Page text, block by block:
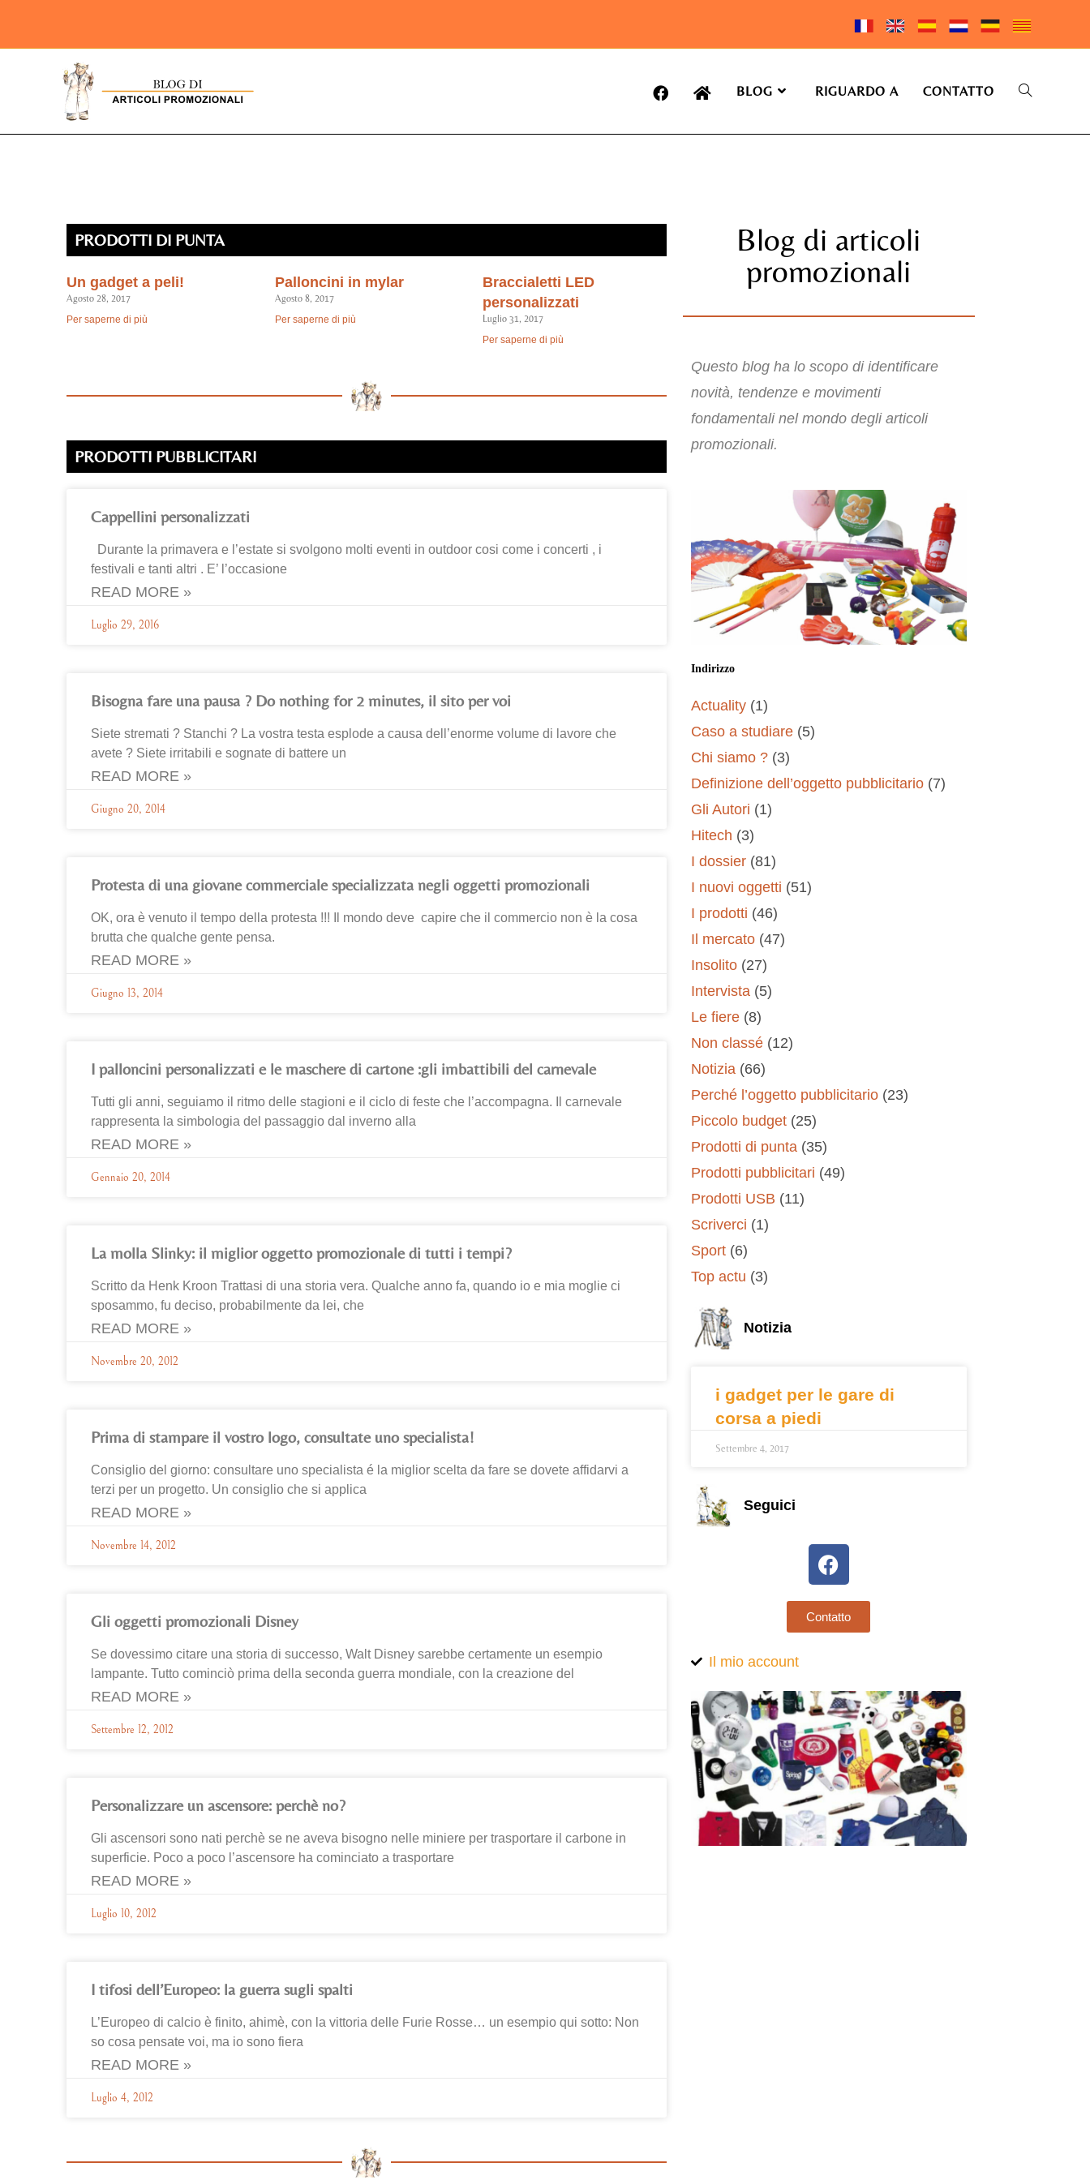
BLOG RIGUARDO A CONTATTO
PRODOTTI DI PUNTA
Un gadget a peli!
Agosto 28, 2017
Per saperne di più
Palloncini in mylar
Agosto 8, 2017
Per saperne di più
Braccialetti LED
personalizzati
Luglio 31, 2017
Per saperne di più
PRODOTTI PUBBLICITARI
Cappellini personalizzati
Durante la primavera e l’estate si svolgono molti eventi in outdoor cosi come i concerti , i
festivali e tanti altri . E’ l’occasione
READ MORE »
Luglio 29, 2016
Bisogna fare una pausa ? Do nothing for 2 minutes, il sito per voi
Siete stremati ? Stanchi ? La vostra testa esplode a causa dell’enorme volume di lavore che
avete ? Siete irritabili e sognate di battere un
READ MORE »
Giugno 20, 2014
Protesta di una giovane commerciale specializzata negli oggetti promozionali
OK, ora è venuto il tempo della protesta !!! Il mondo deve capire che il commercio non è la cosa
brutta che qualche gente pensa.
READ MORE »
Giugno 13, 2014
I palloncini personalizzati e le maschere di cartone :gli imbattibili del carnevale
Tutti gli anni, seguiamo il ritmo delle stagioni e il ciclo di feste che l’accompagna. Il carnevale
rappresenta la simbologia del passaggio dal inverno alla
READ MORE »
Gennaio 20, 2014
La molla Slinky: il miglior oggetto promozionale di tutti i tempi?
Scritto da Henk Kroon Trattasi di una storia vera. Qualche anno fa, quando io e mia moglie ci
sposammo, fu deciso, probabilmente da lei, che
READ MORE »
Novembre 20, 2012
Prima di stampare il vostro logo, consultate uno specialista!
Consiglio del giorno: consultare uno specialista é la miglior scelta da fare se dovete affidarvi a
terzi per un progetto. Un consiglio che si applica
READ MORE »
Novembre 14, 2012
Gli oggetti promozionali Disney
Se dovessimo citare una storia di successo, Walt Disney sarebbe certamente un esempio
lampante. Tutto cominciò prima della seconda guerra mondiale, con la creazione del
READ MORE »
Settembre 12, 2012
Personalizzare un ascensore: perchè no?
Gli ascensori sono nati perchè se ne aveva bisogno nelle miniere per trasportare il carbone in
superficie. Poco a poco l’ascensore ha cominciato a trasportare
READ MORE »
Luglio 10, 2012
I tifosi dell’Europeo: la guerra sugli spalti
L’Europeo di calcio è finito, ahimè, con la vittoria delle Furie Rosse… un esempio qui sotto: Non
so cosa pensate voi, ma io sono fiera
READ MORE »
Luglio 4, 2012
Blog di articoli
promozionali
Questo blog ha lo scopo di identificare
novità, tendenze e movimenti
fondamentali nel mondo degli articoli
promozionali.
Indirizzo
Actuality (1)
Caso a studiare (5)
Chi siamo ? (3)
Definizione dell’oggetto pubblicitario (7)
Gli Autori (1)
Hitech (3)
I dossier (81)
I nuovi oggetti (51)
I prodotti (46)
Il mercato (47)
Insolito (27)
Intervista (5)
Le fiere (8)
Non classé (12)
Notizia (66)
Perché l’oggetto pubblicitario (23)
Piccolo budget (25)
Prodotti di punta (35)
Prodotti pubblicitari (49)
Prodotti USB (11)
Scriverci (1)
Sport (6)
Top actu (3)
Notizia
i gadget per le gare di
corsa a piedi
Settembre 4, 2017
Seguici
Contatto
Il mio account